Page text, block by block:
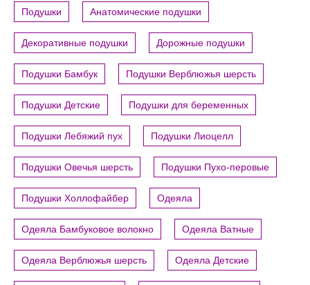
Подушки Анатомические подушки
Декоративные подушки Дорожные подушки
Подушки Бамбук Подушки Верблюжья шерсть
Подушки Детские Подушки для беременных
Подушки Лебяжий пух Подушки Лиоцелл
Подушки Овечья шерсть Подушки Пухо-перовые
Подушки Холлофайбер Одеяла
Одеяла Бамбуковое волокно Одеяла Ватные
Одеяла Верблюжья шерсть Одеяла Детские